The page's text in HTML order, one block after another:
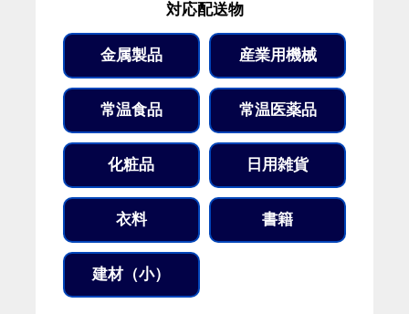
対応配送物
金属製品 産業用機械
常温食品 常温医薬品
化粧品 日用雑貨
衣料 書籍
建材（小）